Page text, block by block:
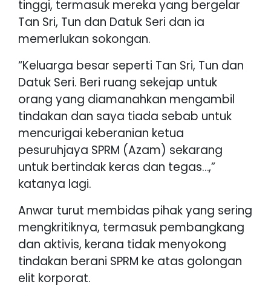
tinggi, termasuk mereka yang bergelar
Tan Sri, Tun dan Datuk Seri dan ia
memerlukan sokongan.
“Keluarga besar seperti Tan Sri, Tun dan
Datuk Seri. Beri ruang sekejap untuk
orang yang diamanahkan mengambil
tindakan dan saya tiada sebab untuk
mencurigai keberanian ketua
pesuruhjaya SPRM (Azam) sekarang
untuk bertindak keras dan tegas…,”
katanya lagi.
Anwar turut membidas pihak yang sering
mengkritiknya, termasuk pembangkang
dan aktivis, kerana tidak menyokong
tindakan berani SPRM ke atas golongan
elit korporat.